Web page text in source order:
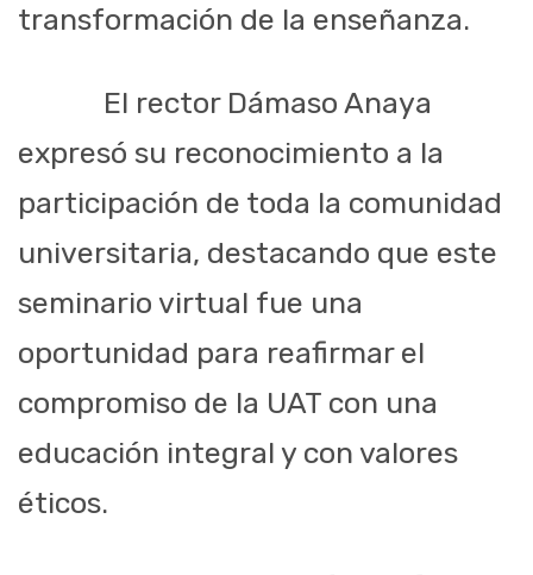
transformación de la enseñanza.
El rector Dámaso Anaya
expresó su reconocimiento a la
participación de toda la comunidad
universitaria, destacando que este
seminario virtual fue una
oportunidad para reafirmar el
compromiso de la UAT con una
educación integral y con valores
éticos.